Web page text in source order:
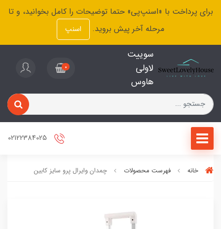
برای پرداخت با «اسنپ‌پی» حتما توضیحات را کامل بخوانید، و تا
مرحله آخر پیش بروید.
اسنپ
سوییت
لاولی
هاوس
0
خانه فهرست محصولات چمدان وایرال پرو سایز کابین